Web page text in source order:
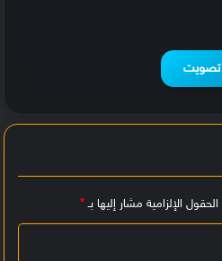
تصويت
الحقول الإلزامية مشار إليها بـ*